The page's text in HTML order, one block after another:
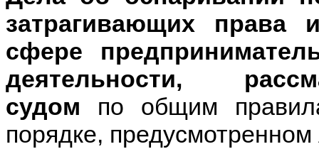
затрагивающих
сфере
деятельности,
судом по общим
порядке,